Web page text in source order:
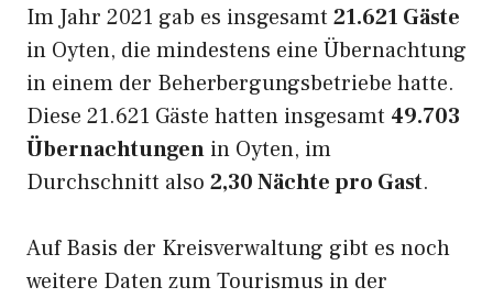
Im Jahr 2021 gab es insgesamt 21.621 Gäste
in Oyten, die mindestens eine Übernachtung
in einem der Beherbergungsbetriebe hatte.
Diese 21.621 Gäste hatten insgesamt 49.703
Übernachtungen in Oyten, im
Durchschnitt also 2,30 Nächte pro Gast.
Auf Basis der Kreisverwaltung gibt es noch
weitere Daten zum Tourismus in der